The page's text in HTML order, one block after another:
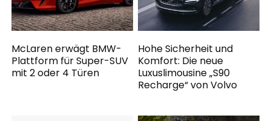
McLaren erwägt BMW-
Plattform für Super-SUV
mit 2 oder 4 Türen
Hohe Sicherheit und
Komfort: Die neue
Luxuslimousine „S90
Recharge“ von Volvo